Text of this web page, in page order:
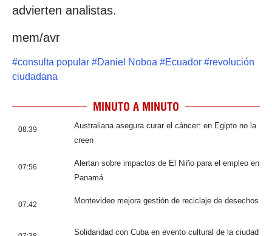
advierten analistas.
mem/avr
#consulta popular #Daniel Noboa #Ecuador #revolución
ciudadana
MINUTO A MINUTO
08:39
Australiana asegura curar el cáncer: en Egipto no la
creen
07:56
Alertan sobre impactos de El Niño para el empleo en
Panamá
07:42 Montevideo mejora gestión de reciclaje de desechos
Solidaridad con Cuba en evento cultural de la ciudad